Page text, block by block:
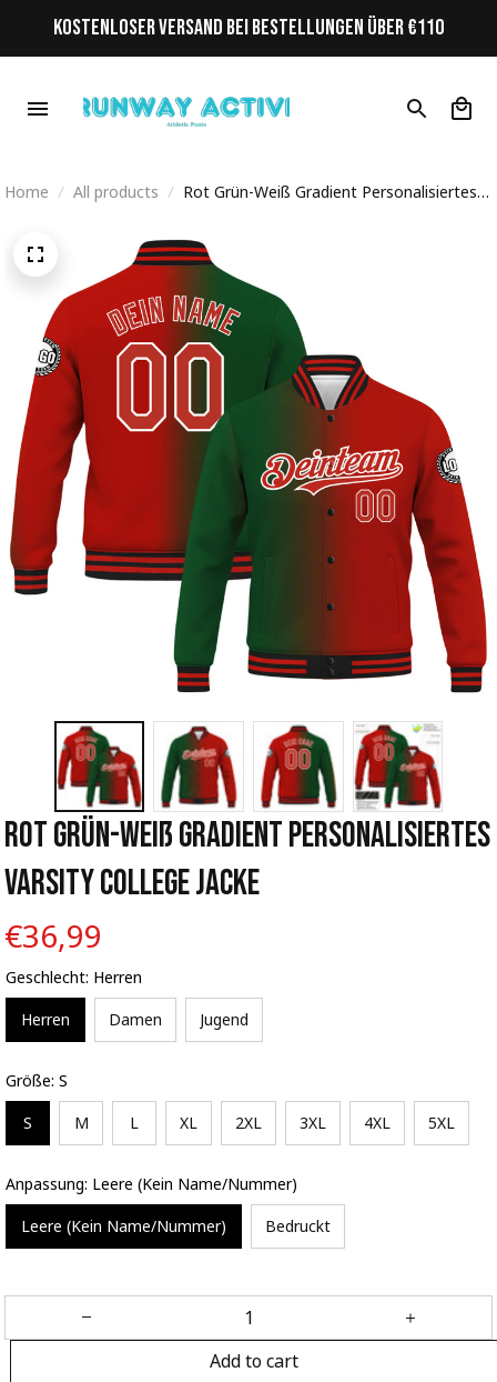
KOSTENLOSER VERSAND BEI BESTELLUNGEN ÜBER €110
Home All products
Rot Grün-Weiß Gradient Personalisiertes
Rot Grün-Weiß Gradient Personalisiertes
Varsity College Jacke
€36,99
Geschlecht: Herren
Herren Damen Jugend
Größe: S
S M L XL 2XL 3XL 4XL 5XL
Anpassung: Leere (Kein Name/Nummer)
Leere (Kein Name/Nummer) Bedruckt
Add to cart